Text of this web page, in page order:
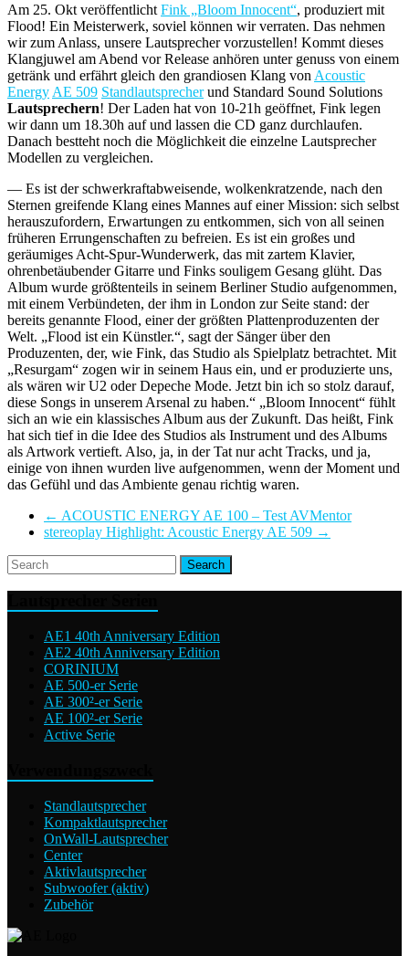
Am 25. Okt veröffentlicht Fink „Bloom Innocent“, produziert mit
Flood! Ein Meisterwerk, soviel können wir verraten. Das nehmen
wir zum Anlass, unsere Lautsprecher vorzustellen! Kommt dieses
Klangjuwel am Abend vor Release anhören unter genuss von einem
getränk und erfährt gleich den grandiosen Klang von Acoustic
Energy AE 509 Standlautsprecherund Standard Sound Solutions
Lautsprechern! Der Laden hat von 10-21h geöffnet, Fink legen
wir dann um 18.30h auf und lassen die CD ganz durchlaufen.
Danach bestteht noch die Möglichkeit die einzelne Lautsprecher
Modellen zu vergleichen.
— Es ist der schwerkraftabweisende, wolkenkratzende, nach den
Sternen greifende Klang eines Mannes auf einer Mission: sich selbst
herauszufordern, Erwartungen zu entkommen, sich von all seinen
früheren Errungenschaften zu befreien. Es ist ein großes und
geräumiges Acht-Spur-Wunderwerk, das mit zartem Klavier,
ohrenbetäubender Gitarre und Finks souligem Gesang glüht. Das
Album wurde größtenteils in seinem Berliner Studio aufgenommen,
mit einem Verbündeten, der ihm in London zur Seite stand: der
bereits genannte Flood, einer der größten Plattenproduzenten der
Welt. „Flood ist ein Künstler.“, sagt der Sänger über den
Produzenten, der, wie Fink, das Studio als Spielplatz betrachtet. Mit
„Resurgam“ zogen wir in seinem Haus ein, und er produzierte uns,
als wären wir U2 oder Depeche Mode. Jetzt bin ich so stolz darauf,
diese Songs in unserem Arsenal zu haben.“ „Bloom Innocent“ fühlt
sich an wie ein klassisches Album aus der Zukunft. Das heißt, Fink
hat sich tief in die Idee des Studios als Instrument und des Albums
als Artwork vertieft. Also, ja, in der Tat nur acht Tracks, und ja,
einige von ihnen wurden live aufgenommen, wenn der Moment und
das Gefühl und das Ambiente genau richtig waren.
← ACOUSTIC ENERGY AE 100 – Test AVMentor
stereoplay Highlight: Acoustic Energy AE 509 →
AE1 40th Anniversary Edition
AE2 40th Anniversary Edition
CORINIUM
AE 500-er Serie
AE 300²-er Serie
AE 100²-er Serie
Active Serie
Standlautsprecher
Kompaktlautsprecher
OnWall-Lautsprecher
Center
Aktivlautsprecher
Subwoofer (aktiv)
Zubehör